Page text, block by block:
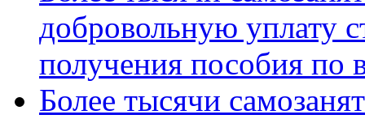
добровольную уплату
получения пособия по
Более тысячи